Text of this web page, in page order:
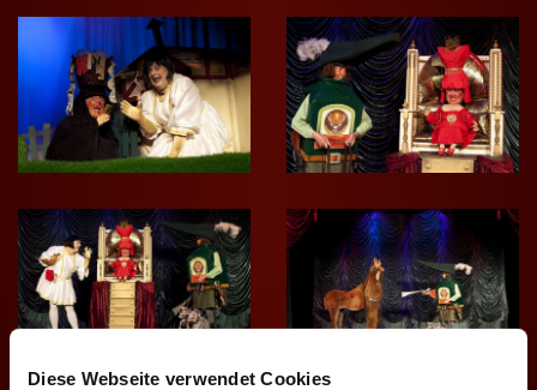
Diese Webseite verwendet Cookies
n
e
r
S
c
h